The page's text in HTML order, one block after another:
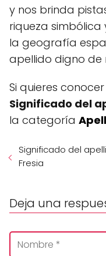
y nos brinda
riqueza
la geografía
apellido digno de
Si quieres
Significado del
la categoría
Significado del
Fresia
Deja una